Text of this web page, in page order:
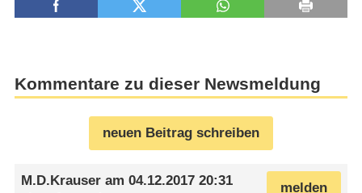
Kommentare zu dieser Newsmeldung
neuen Beitrag schreiben
melden
M.D.Krauser am04.12.2017 20:31